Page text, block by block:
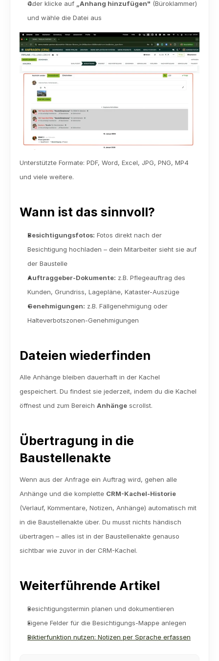
Oder klicke auf „Anhang hinzufügen" (Büroklammer)
und wähle die Datei aus
Unterstützte Formate: PDF, Word, Excel, JPG, PNG, MP4
und viele weitere.
Wann ist das sinnvoll?
Besichtigungsfotos: Fotos direkt nach der
Besichtigung hochladen – dein Mitarbeiter sieht sie auf
der Baustelle
Auftraggeber-Dokumente: z.B. Pflegeauftrag des
Kunden, Grundriss, Lagepläne, Kataster-Auszüge
Genehmigungen: z.B. Fällgenehmigung oder
Halteverbotszonen-Genehmigungen
Dateien wiederfinden
Alle Anhänge bleiben dauerhaft in der Kachel
gespeichert. Du findest sie jederzeit, indem du die Kachel
öffnest und zum Bereich Anhänge scrollst.
Übertragung in die
Baustellenakte
Wenn aus der Anfrage ein Auftrag wird, gehen alle
Anhänge und die komplette CRM-Kachel-Historie
(Verlauf, Kommentare, Notizen, Anhänge) automatisch mit
in die Baustellenakte über. Du musst nichts händisch
übertragen – alles ist in der Baustellenakte genauso
sichtbar wie zuvor in der CRM-Kachel.
Weiterführende Artikel
Besichtigungstermin planen und dokumentieren
Eigene Felder für die Besichtigungs-Mappe anlegen
Diktierfunktion nutzen: Notizen per Sprache erfassen